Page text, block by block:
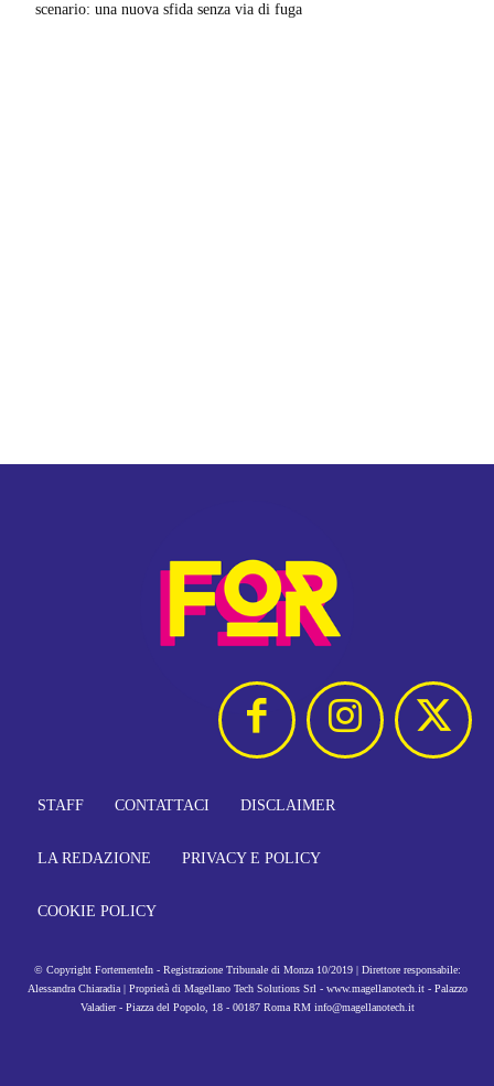
scenario: una nuova sfida senza via di fuga
STAFF CONTATTACI DISCLAIMER
LA REDAZIONE PRIVACY E POLICY
COOKIE POLICY
© Copyright FortementeIn - Registrazione Tribunale di Monza 10/2019 | Direttore responsabile:
Alessandra Chiaradia | Proprietà di Magellano Tech Solutions Srl - www.magellanotech.it - Palazzo
Valadier - Piazza del Popolo, 18 - 00187 Roma RM info@magellanotech.it